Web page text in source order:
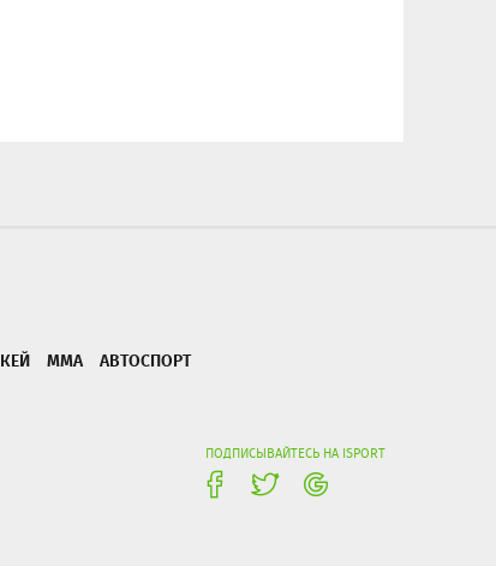
ММА АВТОСПОРТ
ПОДПИСЫВАЙТЕСЬ НА ISPORT